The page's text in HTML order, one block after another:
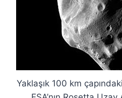
Yaklaşık 100 km